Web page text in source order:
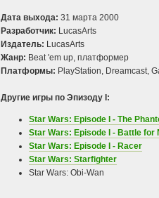
Дата выхода: 31 марта 2000
Разработчик: LucasArts
Издатель: LucasArts
Жанр: Beat 'em up, платформер
Платформы: PlayStation, Dreamcast,
Другие игры по Эпизоду I:
Star Wars: Episode I - The
Star Wars: Episode I - Battle for
Star Wars: Episode I - Racer
Star Wars: Starfighter
Star Wars: Obi-Wan